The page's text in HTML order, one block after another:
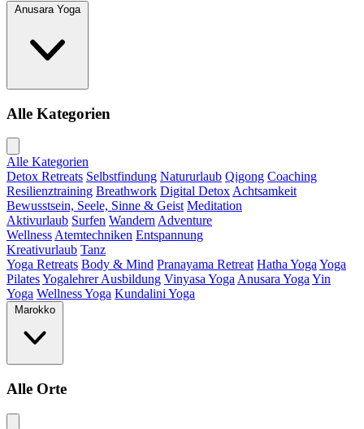
Anusara Yoga
Alle Kategorien
Alle Kategorien
Detox Retreats Selbstfindung Natururlaub Qigong Coaching
Resilienztraining Breathwork Digital Detox Achtsamkeit
Bewusstsein, Seele, Sinne & Geist Meditation
Aktivurlaub Surfen Wandern Adventure
Wellness Atemtechniken Entspannung
Kreativurlaub Tanz
Yoga Retreats Body & Mind Pranayama Retreat Hatha Yoga Yoga
PilatesYogalehrer Ausbildung Vinyasa Yoga Anusara Yoga Yin
Yoga Wellness Yoga Kundalini Yoga
Marokko
Alle Orte